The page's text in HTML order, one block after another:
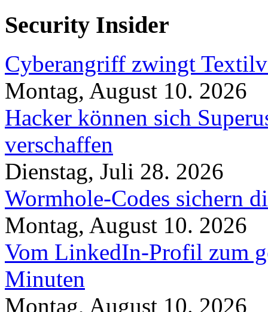
Security Insider
Cyberangriff zwingt
Montag, August 10. 2026
Hacker können sich
verschaffen
Dienstag, Juli 28. 2026
Wormhole-Codes sichern
Montag, August 10. 2026
Vom LinkedIn-Profil zum
Minuten
Montag, August 10. 2026